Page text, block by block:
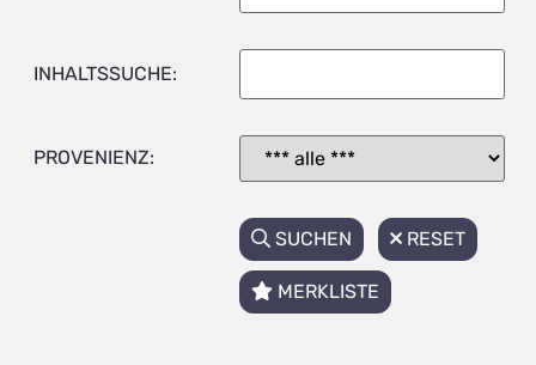
INHALTSSUCHE:
PROVENIENZ:
SUCHEN RESET
MERKLISTE